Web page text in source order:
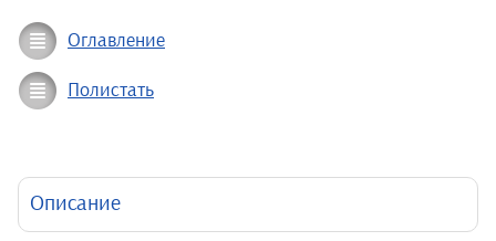
Оглавление
Полистать
Описание